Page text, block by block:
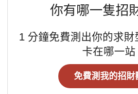
你有哪一隻招
1 分鐘免費測出你的求
卡在哪一站
免費測我的招財